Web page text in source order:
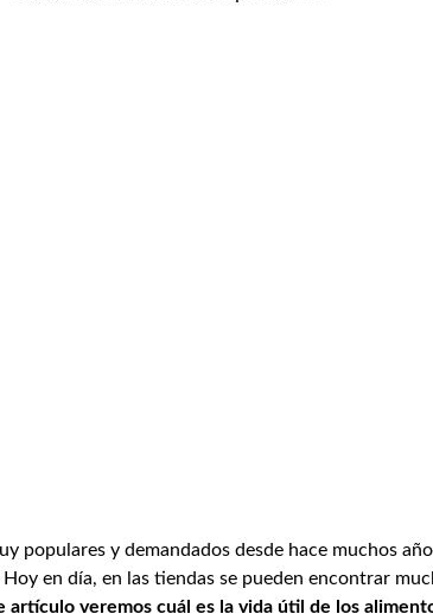
populares y demandados desde hace muchos
en día, en las tiendas se pueden encontrar
artículo veremos cuál es la vida útil de los